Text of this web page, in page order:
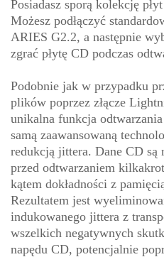
Posiadasz sporą kolekcję
Możesz podłączyć
ARIES G2.2, a następnie
zgrać płytę CD podczas
Podobnie jak w przypadku
plików poprzez złącze
unikalna funkcja
samą zaawansowaną
redukcją jittera. Dane CD są
przed odtwarzaniem
kątem dokładności z
Rezultatem jest
indukowanego jittera z
wszelkich negatywnych
napędu CD, potencjalnie